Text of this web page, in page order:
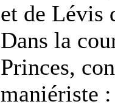
et de Lévis
Dans la
Princes,
maniériste